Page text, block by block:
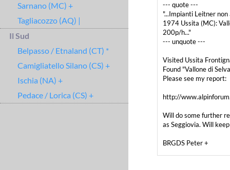
Sarnano (MC) +
Tagliacozzo (AQ) |
Il Sud
Belpasso / Etnaland (CT) *
Camigliatello Silano (CS) +
Ischia (NA) +
Pedace / Lorica (CS) +
--- quote ---
"...Impianti Leitner
1974 Ussita (MC):
200p/h..."
--- unquote ---
Visited Ussita
Found "Vallone di
Please see my report:
http://
Will do some further
as Seggiovia. Will
BRGDS Peter +